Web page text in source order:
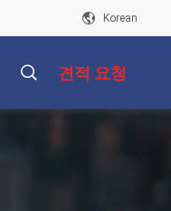
Korean
견적 요청